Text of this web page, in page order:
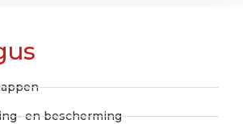
en bescherming